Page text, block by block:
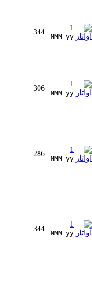
1
MMM yy
344
1
MMM yy
306
1
MMM yy
286
1
MMM yy
344